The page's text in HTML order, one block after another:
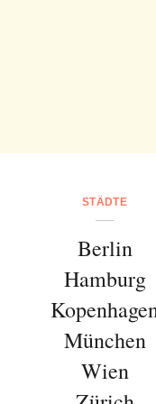
STÄDTE
Berlin
Hamburg
München
Wien